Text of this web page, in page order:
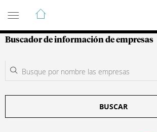
Guía de Empresas
Buscador de información de empresas
BUSCAR